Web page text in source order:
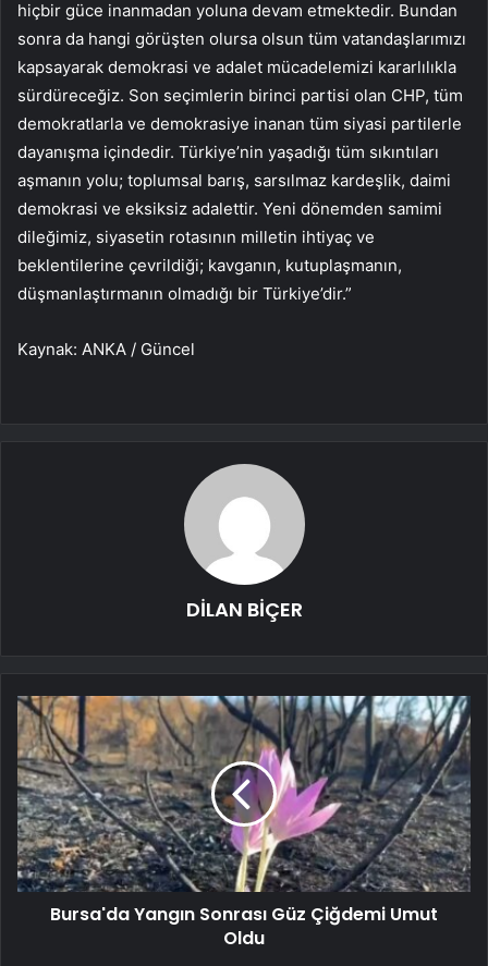
hiçbir güce inanmadan yoluna devam etmektedir. Bundan
sonra da hangi görüşten olursa olsun tüm vatandaşlarımızı
kapsayarak demokrasi ve adalet mücadelemizi kararlılıkla
sürdüreceğiz. Son seçimlerin birinci partisi olan CHP, tüm
demokratlarla ve demokrasiye inanan tüm siyasi partilerle
dayanışma içindedir. Türkiye’nin yaşadığı tüm sıkıntıları
aşmanın yolu; toplumsal barış, sarsılmaz kardeşlik, daimi
demokrasi ve eksiksiz adalettir. Yeni dönemden samimi
dileğimiz, siyasetin rotasının milletin ihtiyaç ve
beklentilerine çevrildiği; kavganın, kutuplaşmanın,
düşmanlaştırmanın olmadığı bir Türkiye’dir.”
Kaynak: ANKA / Güncel
DİLAN BİÇER
Bursa'da Yangın Sonrası Güz Çiğdemi Umut
Oldu